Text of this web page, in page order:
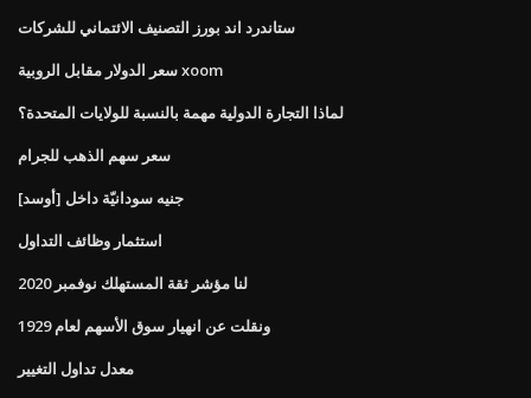
ستاندرد اند بورز التصنيف الائتماني للشركات
سعر الدولار مقابل الروبية xoom
لماذا التجارة الدولية مهمة بالنسبة للولايات المتحدة؟
سعر سهم الذهب للجرام
جنيه سودانيّة داخل [أوسد]
استثمار وظائف التداول
لنا مؤشر ثقة المستهلك نوفمبر 2020
ونقلت عن انهيار سوق الأسهم لعام 1929
معدل تداول التغيير